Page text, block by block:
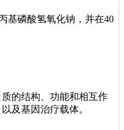
基磷酸氢氧化钠，并在40
的结构、功能和相互作
及基因治疗载体。